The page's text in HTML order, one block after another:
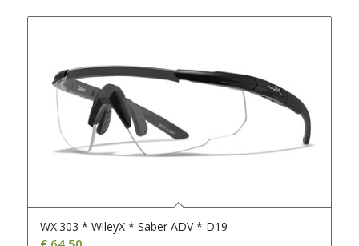
WX.303 * WileyX * Saber ADV * D19